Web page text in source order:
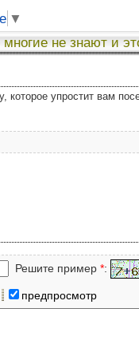
▼
не знают и
которое упростит вам
Решите пример *:
предпросмотр